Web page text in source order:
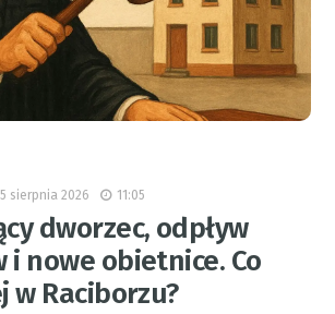
5 sierpnia 2026 11:05
dworzec, odpływ
i nowe obietnice. Co
w Raciborzu?